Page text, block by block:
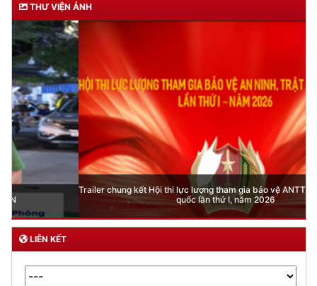
THƯ VIỆN ẢNH
Trailer chung kết Hội thi lực lượng tham gia bảo vệ ANTT ở cơ sở giỏi toàn
quốc lần thứ I, năm 2026
LIÊN KẾT